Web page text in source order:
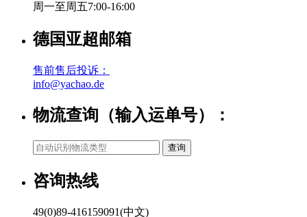
周一至周五7:00-16:00
德国亚超邮箱
售前售后投诉：
info@yachao.de
物流查询（输入运单号）：
咨询热线
49(0)89-416159091(中文)